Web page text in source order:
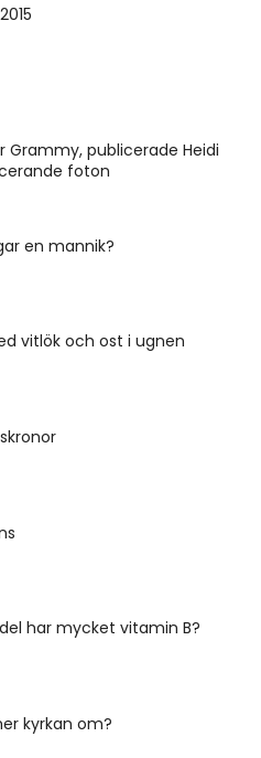
Grammy, publicerade Heidi
foton
en mannik?
vitlök och ost i ugnen
har mycket vitamin B?
kyrkan om?